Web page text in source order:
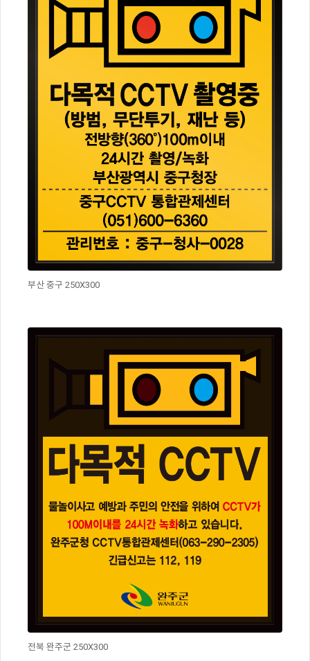
부산 중구 250X300
전북 완주군 250X300